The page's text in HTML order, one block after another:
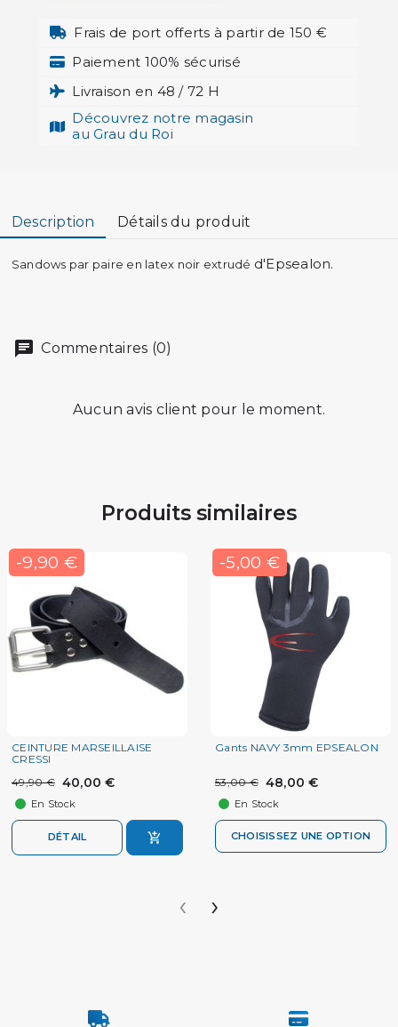
Frais de port offerts à partir de 150 €
Paiement 100% sécurisé
Livraison en 48 / 72 H
Découvrez notre magasin
au Grau du Roi
Description Détails du produit
Sandows par paire en latex noir extrudé d'Epsealon.
Commentaires (0)
Aucun avis client pour le moment.
Produits similaires
-9,90 €
CEINTURE MARSEILLAISE
CRESSI
49,90 € 40,00 €
En Stock
DÉTAIL
-5,00 €
Gants NAVY 3mm EPSEALON
53,00 € 48,00 €
En Stock
CHOISISSEZ UNE OPTION
‹ ›